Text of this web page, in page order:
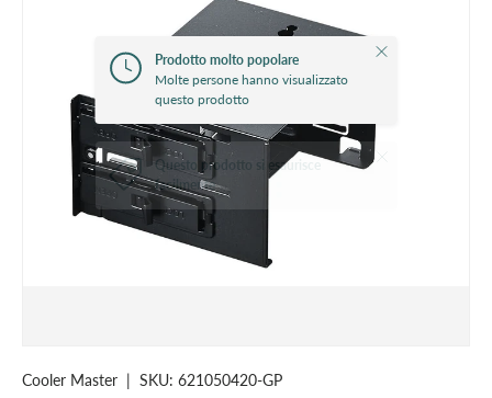
Prodotto molto popolare
Molte persone hanno visualizzato
questo prodotto
Chiudi
Questo prodotto si esaurisce
facilmente
Cooler Master | SKU: 621050420-GP